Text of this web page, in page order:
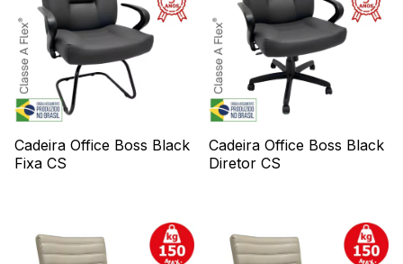
Cadeira Office Boss Black
Fixa CS
Cadeira Office Boss Black
Diretor CS